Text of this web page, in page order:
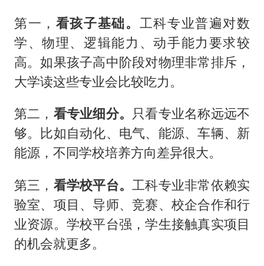
第一， 看孩子基础。 工科专业普遍对数
学、物理、逻辑能力、动手能力要求较
高。如果孩子高中阶段对物理非常排斥，
大学读这些专业会比较吃力。
第二， 看专业细分。 只看专业名称远远不
够。比如自动化、电气、能源、车辆、新
能源，不同学校培养方向差异很大。
第三， 看学校平台。工科专业非常依赖实
验室、项目、导师、竞赛、校企合作和行
业资源。学校平台强，学生接触真实项目
的机会就更多。